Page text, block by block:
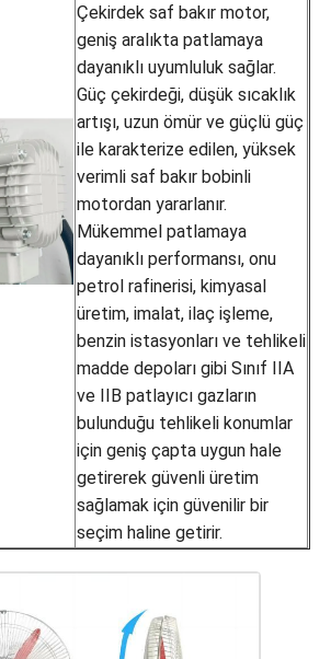
Çekirdek saf bakır motor,
geniş aralıkta patlamaya
dayanıklı uyumluluk sağlar.
Güç çekirdeği, düşük sıcaklık
artışı, uzun ömür ve güçlü güç
ile karakterize edilen, yüksek
verimli saf bakır bobinli
motordan yararlanır.
Mükemmel patlamaya
dayanıklı performansı, onu
petrol rafinerisi, kimyasal
üretim, imalat, ilaç işleme,
benzin istasyonları ve tehlikeli
madde depoları gibi Sınıf IIA
ve IIB patlayıcı gazların
bulunduğu tehlikeli konumlar
için geniş çapta uygun hale
getirerek güvenli üretim
sağlamak için güvenilir bir
seçim haline getirir.